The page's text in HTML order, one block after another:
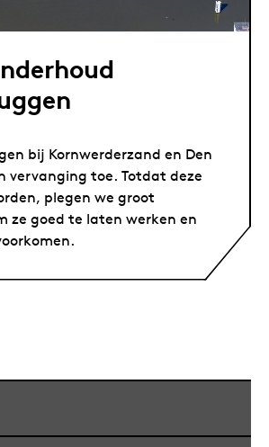
bij Kornwerderzand en Den
vervanging toe. Totdat deze
plegen we groot
ze goed te laten werken en